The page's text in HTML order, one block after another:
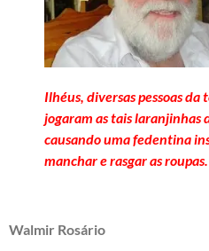
Ilhéus, diversas pessoas
jogaram as tais laranjinhas
causando uma fedentina
manchar e rasgar as roupas.
Walmir Rosário